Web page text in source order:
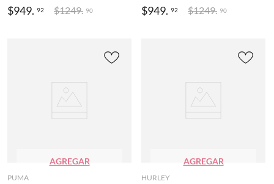
$949. 92 $1249. 90 $949. 92 $1249. 90
AGREGAR
PUMA
AGREGAR
HURLEY